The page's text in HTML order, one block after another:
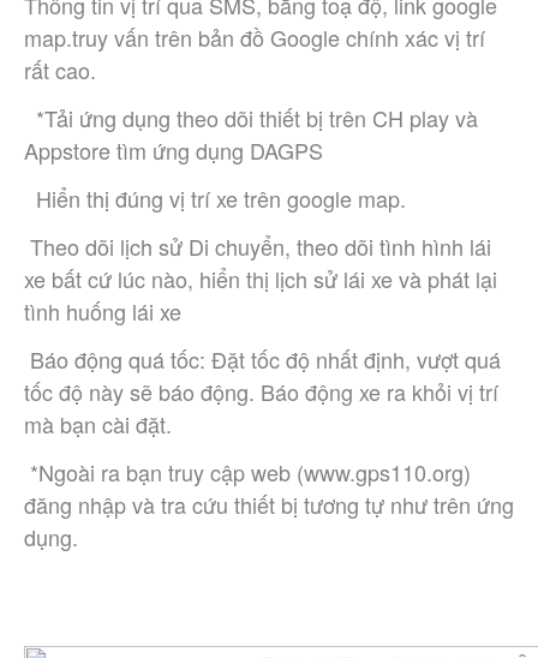
map.truy vấn trên bản đồ Google chính xác vị trí
rất cao.
Appstore tìm ứng dụng DAGPS
  Hiển thị đúng vị trí xe trên google map.
xe bất cứ lúc nào, hiển thị lịch sử lái xe và phát lại
tình huống lái xe
tốc độ này sẽ báo động. Báo động xe ra khỏi vị trí
mà bạn cài đặt.
đăng nhập và tra cứu thiết bị tương tự như trên ứng
dụng.